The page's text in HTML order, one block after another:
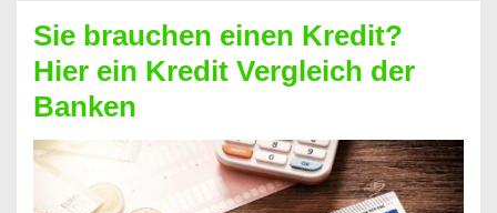
Summe
Geld?
Hier
einen
10000
Euro
Sie brauchen einen Kredit?
Hier ein Kredit Vergleich der
Banken